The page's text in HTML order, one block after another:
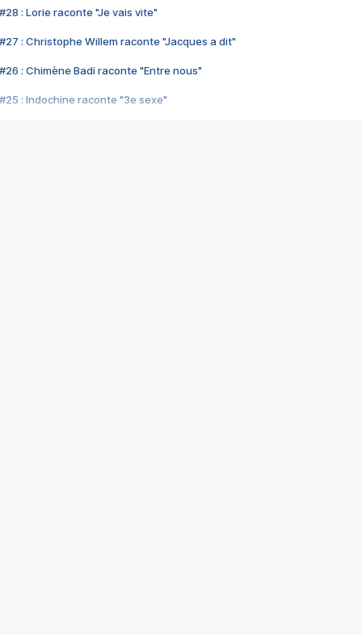
#28 : Lorie raconte "Je vais vite"
#27 : Christophe Willem raconte "Jacques a dit"
#26 : Chimène Badi raconte "Entre nous"
#25 : Indochine raconte "3e sexe"